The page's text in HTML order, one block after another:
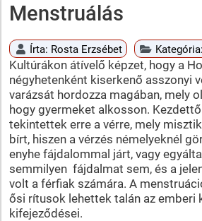
Menstruálás
Írta: Rosta Erzsébet Kategória:
Kultúrákon átívelő képzet, hogy a
négyhetenként kiserkenő asszonyi
varázsát hordozza magában, mely
hogy gyermeket alkosson.
tekintettek erre a vérre, mely
bírt, hiszen a vérzés némelyeknél
enyhe fájdalommal járt, vagy
semmilyen fájdalmat sem, és a
volt a férfiak számára. A
ősi rítusok lehettek talán az emberi
kifejeződései.